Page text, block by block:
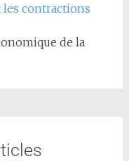
les contractions
de la